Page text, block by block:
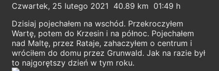
Czwartek, 25 lutego 2021 40.89
01:49
Dzisiaj pojechałem na wschód. Przekroczyłem
Wartę, potem do Krzesin i na północ. Pojechałem
nad Maltę, przez Rataje, zahaczyłem o centrum i
wróciłem do domu przez Grunwald. Jak na razie był
to najgorętszy dzień w tym roku.